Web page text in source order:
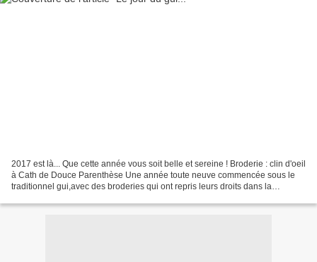
2017 est là... Que cette année vous soit belle et sereine ! Broderie : clin d'oeil
à Cath de Douce Parenthèse Une année toute neuve commencée sous le
traditionnel gui,avec des broderies qui ont repris leurs droits dans la